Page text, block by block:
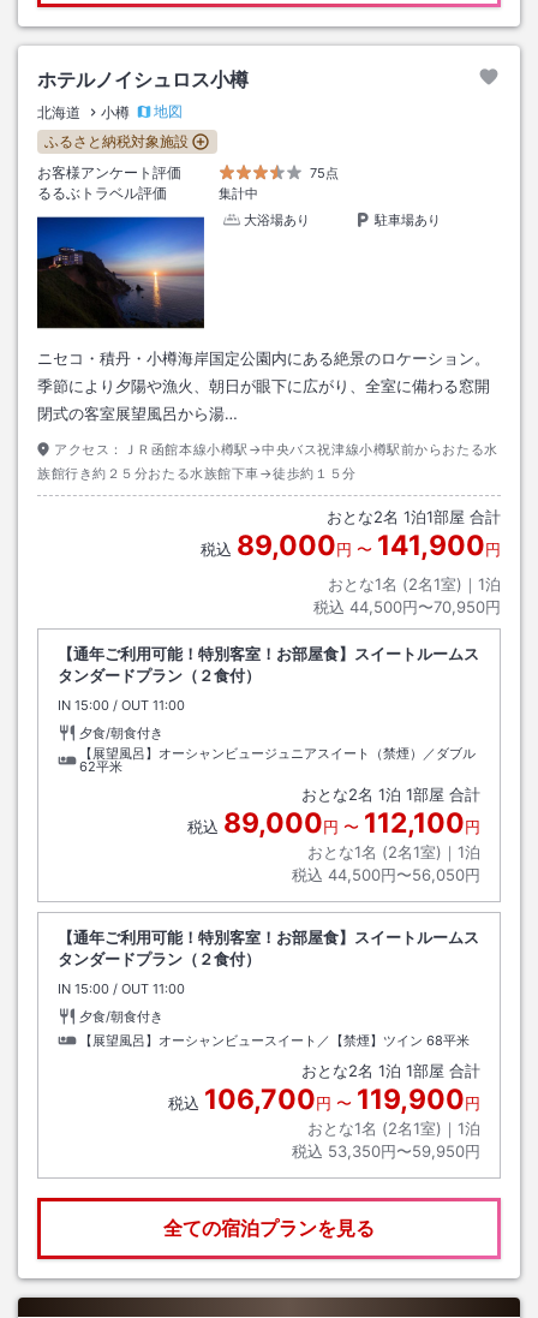
ホテルノイシュロス小樽
北海道 小樽
地図
ふるさと納税対象施設
お客様アンケート評価
75点
るるぶトラベル評価
集計中
大浴場あり
駐車場あり
ニセコ・積丹・小樽海岸国定公園内にある絶景のロケーション。
季節により夕陽や漁火、朝日が眼下に広がり、全室に備わる窓開
閉式の客室展望風呂から湯…
アクセス：
ＪＲ函館本線小樽駅→中央バス祝津線小樽駅前からおたる水
族館行き約２５分おたる水族館下車→徒歩約１５分
おとな2名 1泊1部屋 合計
税込 89,000円 〜 141,900円
おとな1名 (2名1室)｜ 1泊
税込 44,500円〜70,950円
【通年ご利用可能！特別客室！お部屋食】スイートルームス
タンダードプラン（２食付）
IN チェックイン
15:00 / OUT チェックアウト
11:00
夕食/朝食付き
【展望風呂】オーシャンビュージュニアスイート（禁煙）／ダブル
62平米
おとな2名 1泊 1部屋 合計
税込 89,000円 〜 112,100円
おとな1名 (2名1室)｜ 1泊
税込 44,500円〜56,050円
【通年ご利用可能！特別客室！お部屋食】スイートルームス
タンダードプラン（２食付）
IN チェックイン
15:00 / OUT チェックアウト
11:00
夕食/朝食付き
【展望風呂】オーシャンビュースイート／【禁煙】ツイン 68平米
おとな2名 1泊 1部屋 合計
税込 106,700円 〜 119,900円
おとな1名 (2名1室)｜ 1泊
税込 53,350円〜59,950円
全ての宿泊プランを見る